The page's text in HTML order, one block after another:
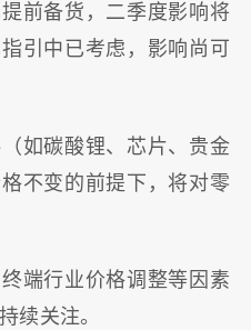
前备货，二季度影响将
引中已考虑，影响尚可
如碳酸锂、芯片、贵金
不变的前提下，将对零
端行业价格调整等因素
续关注。